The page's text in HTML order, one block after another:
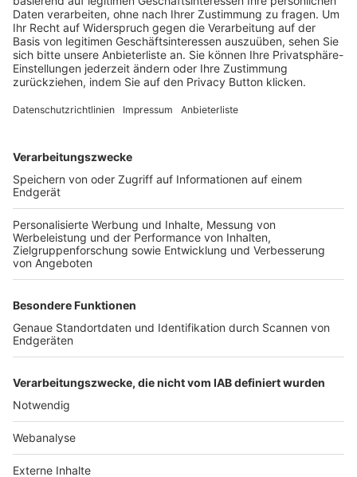
Trainerbörse
Login SpielPlus
FOLGE DEM BFV
TOP-VEREINE
TOP-PARTNER
Nutzungsbedingungen Datenschutz Impressum